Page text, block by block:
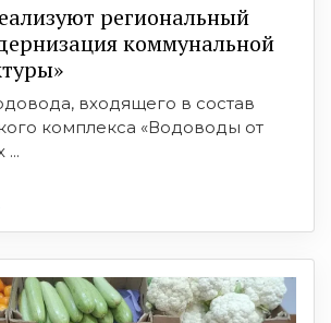
региональный
коммунальной
входящего в состав
комплекса «Водоводы от
...